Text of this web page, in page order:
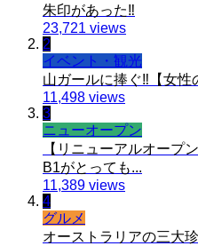
朱印があった‼️
23,721 views
2
イベント・観光
山ガールに捧ぐ‼️【女性
11,498 views
3
ニューオープン
【リニューアルオープ
B1がとっても...
11,389 views
4
グルメ
オーストラリアの三大